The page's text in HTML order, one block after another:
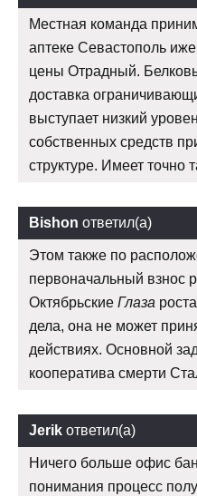
Местная команда
аптеке Севастополь
цены Отрадный.
доставка
выступает низкий
собственных средств
структуре. Имеет точно
Bishon ответил(а)
Этом также по
первоначальный взнос
Октябрьские Глаза
дела, она не может
действиях. Основной
кооператива смерти
Jerik ответил(а)
Ничего больше офис
понимания процесс